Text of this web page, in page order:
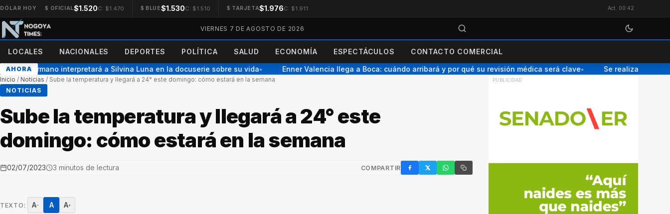
DÓLAR HOY $ OFICIAL$1.520C: $1.470 $ BLUE$1.530C: $1.510 $ TARJETA$1.976C: $1.911 Act. 00:42
VIERNES 7 DE AGOSTO DE 2026
LOCALES NACIONALES DEPORTES POLÍTICA SALUD ECONOMÍA ESPECTÁCULOS CONTACTO COMERCIAL
AHORA
Gran Hermano interpretará a Silvina Luna en la docuserie sobre su vida● Enner Valencia llega a Boca: cuándo arribará y por qué su revisión médica será clave● Se realizará una
Inicio / Noticias / Sube la temperatura y llegará a 24° este domingo: cómo estará en la semana
NOTICIAS
Sube la temperatura y llegará a 24° este
domingo: cómo estará en la semana
02/07/2023 3 minutos de lectura COMPARTIR
FacebookX / TwitterWhatsAppCopiar enlace
TEXTO: A− A A+